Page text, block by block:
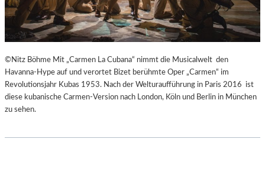
S
S
I
N
E
N
I
E
©Nitz Böhme Mit „Carmen La Cubana“ nimmt die Musicalwelt den
Havanna-Hype auf und verortet Bizet berühmte Oper „Carmen“ im
Revolutionsjahr Kubas 1953. Nach der Welturaufführung in Paris 2016 ist
diese kubanische Carmen-Version nach London, Köln und Berlin in München
zu sehen.